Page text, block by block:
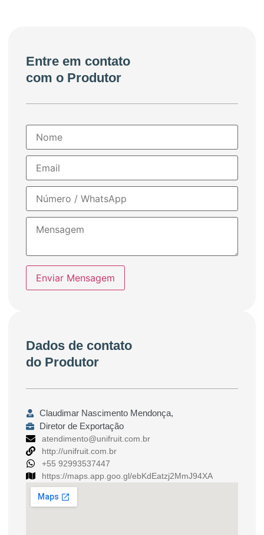
Entre em contato
com o Produtor
Enviar Mensagem
Dados de contato
do Produtor
Claudimar Nascimento Mendonça,
Diretor de Exportação
atendimento@unifruit.com.br
http://unifruit.com.br
+55 92993537447
https://maps.app.goo.gl/ebKdEatzj2MmJ94XA